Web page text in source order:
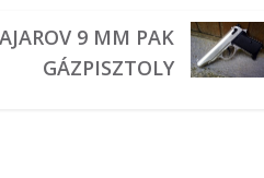
9 MM PAK
GÁZPISZTOLY